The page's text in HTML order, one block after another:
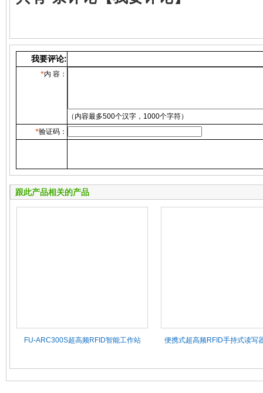
我要评论:
*内 容：
（内容最多500个汉字，1000个字符）
*验证码：
跟此产品相关的产品
FU-ARC300S超高频RFID智能工作站 便携式超高频RFID手持式读写